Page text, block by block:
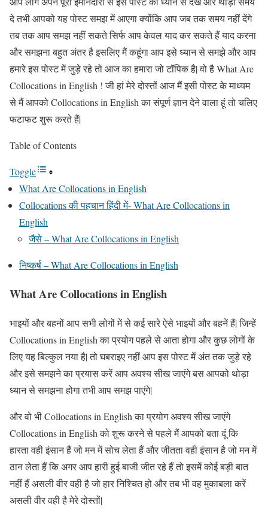
दे तभी आपको यह पोस्ट समझ में आएगा क्योंकि आप जब तक समय नहीं देंगे
तब तक आप समझ नहीं सकते सिर्फ आप केवल याद कर सकते हैं याद करना
और समझना बहुत अंतर है इसलिए मैं कहूंगा आप इसे ध्यान से समझे और आप
हमारे इस पोस्ट में जुड़े रहे तो आज का हमारा जो टॉपिक है| वो है What Are
Collocations in English ! जी हां मेरे दोस्तों आज मैं इसी पोस्ट के माध्यम
से मैं आपको Collocations in English का संपूर्ण ज्ञान देने वाला हूं तो चलिए
फटाफट शुरू करते हैं|
Table of Contents
Toggle
What Are Collocations in English
Collocations की पहचान हिंदी में- What Are Collocations in
English
जैसे – What Are Collocations in English
निष्कर्ष – What Are Collocations in English
What Are Collocations in English
भाइयों और बहनों आप सभी लोगों में से कई सारे ऐसे भाइयों और बहनें हैं| जिन्हें
Collocations in English का प्रयोग पहले से आता होगा और कुछ लोगों के
लिए यह बिल्कुल नया है| तो घबराइए नहीं आप इस पोस्ट में अंत तक जुड़े रहे
और इसे समझने का प्रयास करें आप अवश्य सीख जाएंगे बस आपको थोड़ा
ध्यान से समझना होगा तभी आप समझ पाएंगे|
और वो भी Collocations in English का प्रयोग अवश्य सीख जाएंगे
Collocations in English को शुरू करने से पहले मैं आपको बता दूं कि
हारता वही इंसान हैं जो मन में सोच लेता हैं और जीतता वही इंसान है जो मन में
ठान लेता हैं कि अगर आप हारी हुई बाजी जीत रहे हैं तो इसमें कोई बड़ी बात
नहीं हैं असली वीर वही है जो हार निश्चित हो और तब भी वह मुकाबला करें
असली वीर वही है मेरे दोस्तों|